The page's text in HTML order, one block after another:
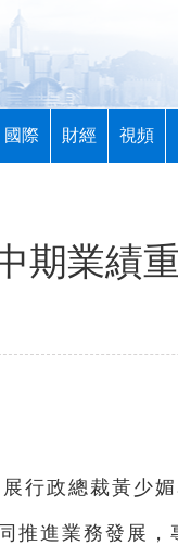
國際 財經 視頻
期業績
行政總裁黃少
推進業務發展